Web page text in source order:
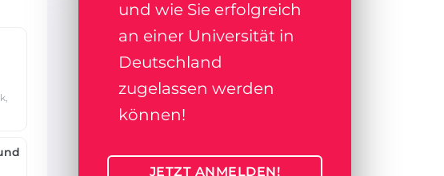
und wie Sie erfolgreich
an einer Universität in
Deutschland
zugelassen werden
können!
JETZT ANMELDEN!